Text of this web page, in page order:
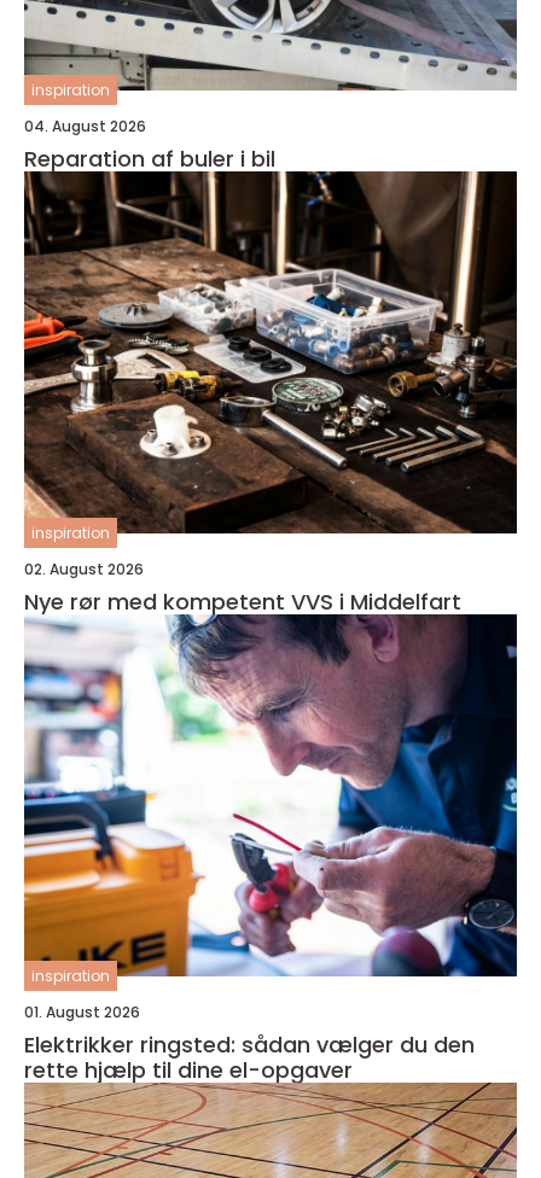
inspiration
04. August 2026
Reparation af buler i bil
inspiration
02. August 2026
Nye rør med kompetent VVS i Middelfart
inspiration
01. August 2026
Elektrikker ringsted: sådan vælger du den
rette hjælp til dine el-opgaver